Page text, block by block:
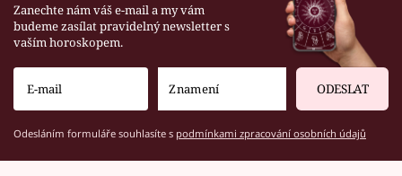
Zanechte nám váš e-mail a my vám
budeme zasílat pravidelný newsletter s
vaším horoskopem.
ODESLAT
Odesláním formuláře souhlasíte s podmínkami zpracování osobních údajů